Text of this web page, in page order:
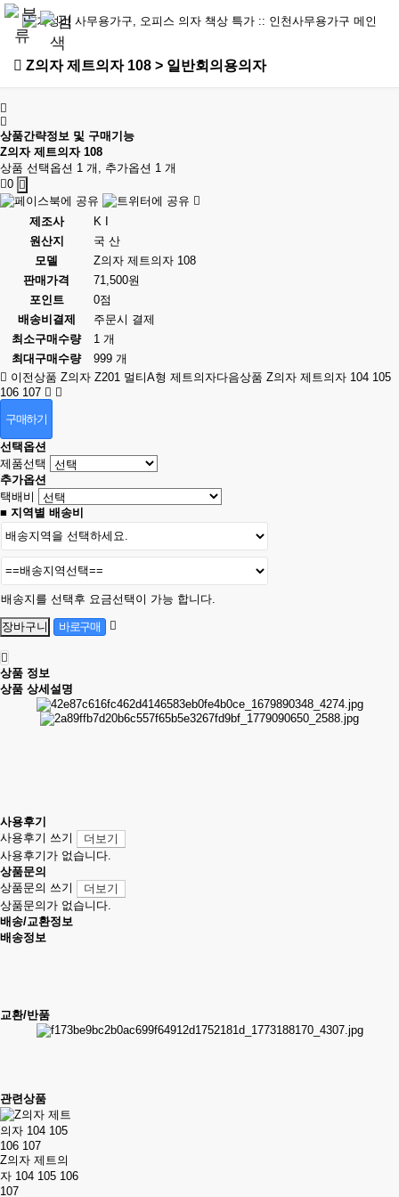
Z의자 제트의자 108 > 일반회의용의자
상품간략정보 및 구매기능
Z의자 제트의자 108
상품 선택옵션 1 개, 추가옵션 1 개
0
제조사
K I
원산지
국 산
모델
Z의자 제트의자 108
판매가격
71,500원
포인트
0점
배송비결제
주문시 결제
최소구매수량
1 개
최대구매수량
999 개
이전상품 Z의자 Z201 멀티A형 제트의자다음상품 Z의자 제트의자 104 105
106 107
구매하기
선택옵션
제품선택
추가옵션
택배비
■ 지역별 배송비
배송지를 선택후 요금선택이 가능 합니다.
상품 정보
상품 상세설명
사용후기
사용후기 쓰기
더보기
사용후기가 없습니다.
상품문의
상품문의 쓰기
더보기
상품문의가 없습니다.
배송/교환정보
배송정보
교환/반품
관련상품
Z의자 제트의
자 104 105 106
107